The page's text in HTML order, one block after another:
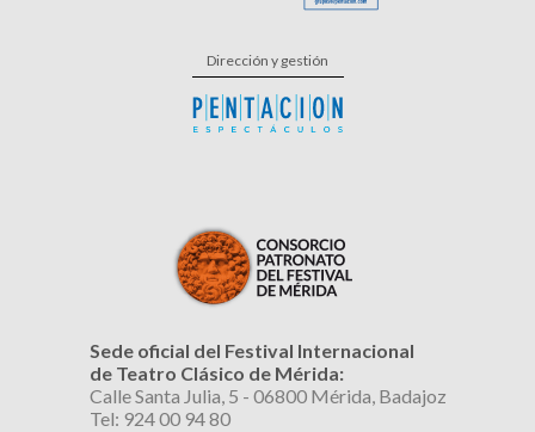
Dirección y gestión
Sede oficial del Festival Internacional
de Teatro Clásico de Mérida:
Calle Santa Julia, 5 - 06800 Mérida, Badajoz
Tel: 924 00 94 80